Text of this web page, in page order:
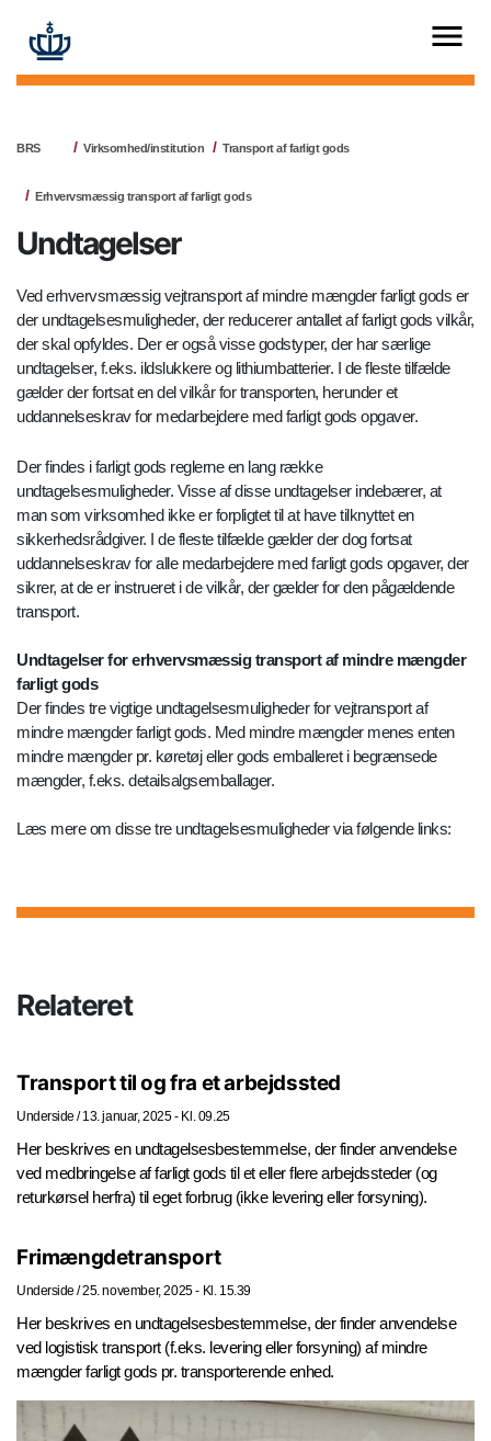
BRS Virksomhed/institution Transport af farligt gods
Erhvervsmæssig transport af farligt gods
Undtagelser
Ved erhvervsmæssig vejtransport af mindre mængder farligt gods er
der undtagelsesmuligheder, der reducerer antallet af farligt gods vilkår,
der skal opfyldes. Der er også visse godstyper, der har særlige
undtagelser, f.eks. ildslukkere og lithiumbatterier. I de fleste tilfælde
gælder der fortsat en del vilkår for transporten, herunder et
uddannelseskrav for medarbejdere med farligt gods opgaver.
Der findes i farligt gods reglerne en lang række
undtagelsesmuligheder. Visse af disse undtagelser indebærer, at
man som virksomhed ikke er forpligtet til at have tilknyttet en
sikkerhedsrådgiver. I de fleste tilfælde gælder der dog fortsat
uddannelseskrav for alle medarbejdere med farligt gods opgaver, der
sikrer, at de er instrueret i de vilkår, der gælder for den pågældende
transport.
Undtagelser for erhvervsmæssig transport af mindre mængder
farligt gods
Der findes tre vigtige undtagelsesmuligheder for vejtransport af
mindre mængder farligt gods. Med mindre mængder menes enten
mindre mængder pr. køretøj eller gods emballeret i begrænsede
mængder, f.eks. detailsalgsemballager.
Læs mere om disse tre undtagelsesmuligheder via følgende links:
Relateret
Transport til og fra et arbejdssted
Underside / 13. januar, 2025 - Kl. 09.25
Her beskrives en undtagelsesbestemmelse, der finder anvendelse
ved medbringelse af farligt gods til et eller flere arbejdssteder (og
returkørsel herfra) til eget forbrug (ikke levering eller forsyning).
Frimængdetransport
Underside / 25. november, 2025 - Kl. 15.39
Her beskrives en undtagelsesbestemmelse, der finder anvendelse
ved logistisk transport (f.eks. levering eller forsyning) af mindre
mængder farligt gods pr. transporterende enhed.